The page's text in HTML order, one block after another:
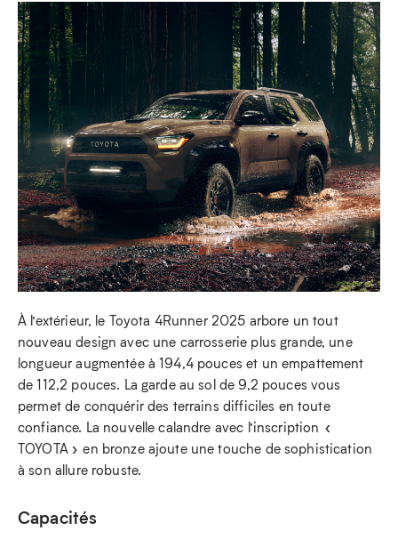
À l’extérieur, le Toyota 4Runner 2025 arbore un tout
nouveau design avec une carrosserie plus grande, une
longueur augmentée à 194,4 pouces et un empattement
de 112,2 pouces. La garde au sol de 9,2 pouces vous
permet de conquérir des terrains difficiles en toute
confiance. La nouvelle calandre avec l’inscription «
TOYOTA » en bronze ajoute une touche de sophistication
à son allure robuste.
Capacités